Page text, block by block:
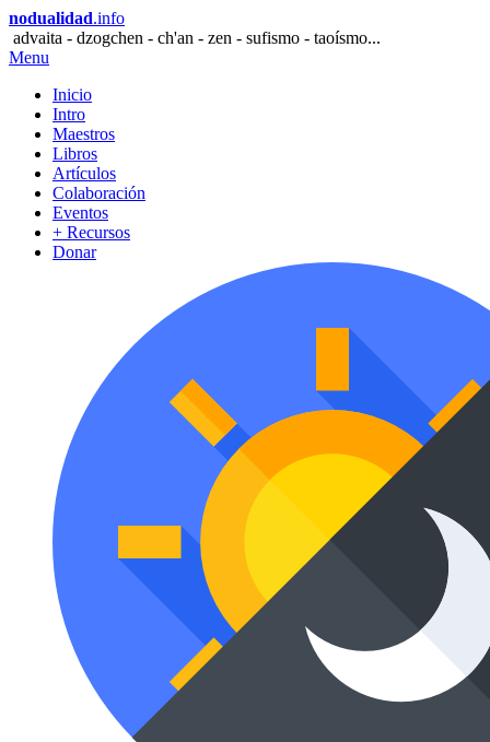
nodualidad.info
advaita - dzogchen - ch'an - zen - sufismo - taoísmo...
Menu
Inicio
Intro
Maestros
Libros
Artículos
Colaboración
Eventos
+ Recursos
Donar